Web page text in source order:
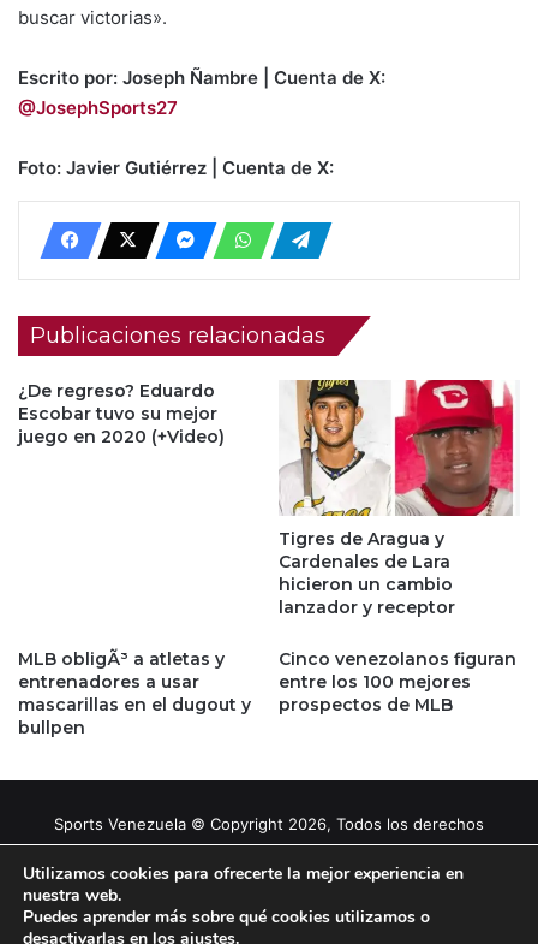
buscar victorias».
Escrito por: Joseph Ñambre | Cuenta de X:
@JosephSports27
Foto: Javier Gutiérrez | Cuenta de X:
Publicaciones relacionadas
¿De regreso? Eduardo
Escobar tuvo su mejor
juego en 2020 (+Video)
Tigres de Aragua y
Cardenales de Lara
hicieron un cambio
lanzador y receptor
MLB obligÃ³ a atletas y
entrenadores a usar
mascarillas en el dugout y
bullpen
Cinco venezolanos figuran
entre los 100 mejores
prospectos de MLB
Sports Venezuela © Copyright 2026, Todos los derechos
reservados |
Tema gestionado por Caissa Agency
Facebook
X YouTubeInstagram
Utilizamos cookies para ofrecerte la mejor experiencia en
nuestra web.
Puedes aprender más sobre qué cookies utilizamos o
desactivarlas en los ajustes.